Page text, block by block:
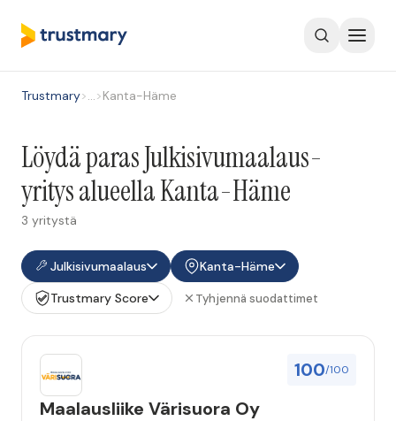
Trustmary>…>Kanta-Häme
Löydä paras Julkisivumaalaus-
yritys alueella Kanta-Häme
3 yritystä
Julkisivumaalaus
Kanta-Häme
Trustmary Score
Tyhjennä suodattimet
100/100
Maalausliike Värisuora Oy